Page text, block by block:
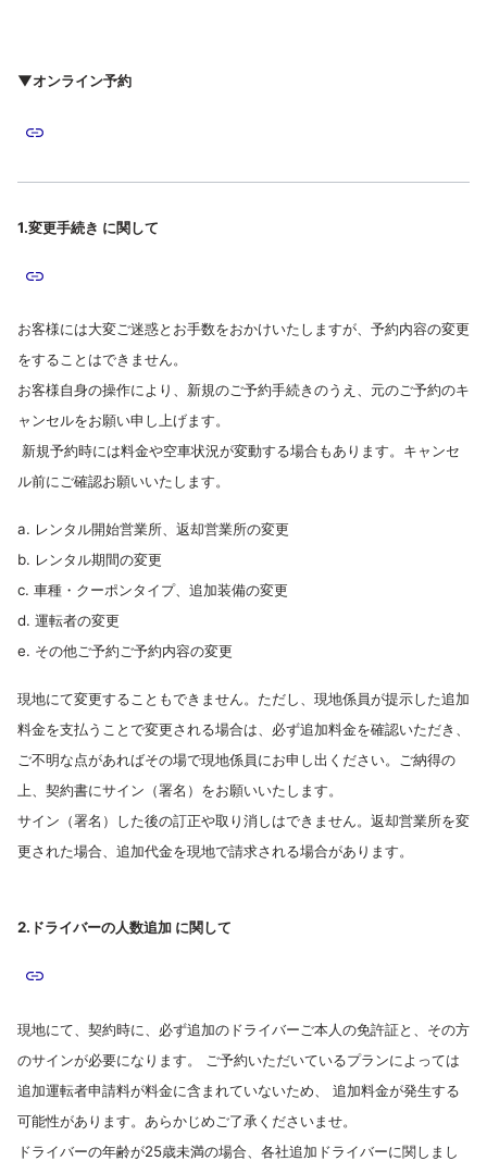
▼オンライン予約
1.変更手続き に関して
お客様には大変ご迷惑とお手数をおかけいたしますが、予約内容の変更
をすることはできません。
お客様自身の操作により、新規のご予約手続きのうえ、元のご予約のキ
ャンセルをお願い申し上げます。
新規予約時には料金や空車状況が変動する場合もあります。キャンセ
ル前にご確認お願いいたします。
a. レンタル開始営業所、返却営業所の変更
b. レンタル期間の変更
c. 車種・クーポンタイプ、追加装備の変更
d. 運転者の変更
e. その他ご予約ご予約内容の変更
現地にて変更することもできません。ただし、現地係員が提示した追加
料金を支払うことで変更される場合は、必ず追加料金を確認いただき、
ご不明な点があればその場で現地係員にお申し出ください。ご納得の
上、契約書にサイン（署名）をお願いいたします。
サイン（署名）した後の訂正や取り消しはできません。返却営業所を変
更された場合、追加代金を現地で請求される場合があります。
2.ドライバーの人数追加 に関して
現地にて、契約時に、必ず追加のドライバーご本人の免許証と、その方
のサインが必要になります。 ご予約いただいているプランによっては
追加運転者申請料が料金に含まれていないため、 追加料金が発生する
可能性があります。あらかじめご了承くださいませ。
ドライバーの年齢が25歳未満の場合、各社追加ドライバーに関しまし